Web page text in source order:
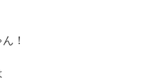
！